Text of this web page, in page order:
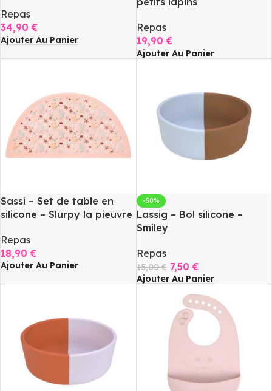
Repas
34,90€
Ajouter Au Panier
Repas
19,90€
Ajouter Au Panier
Sassi – Set de table en
silicone – Slurpy la pieuvre
Repas
18,90€
Ajouter Au Panier
-50%
Lassig – Bol silicone –
Smiley
Repas
15,00€ 7,50€
Ajouter Au Panier